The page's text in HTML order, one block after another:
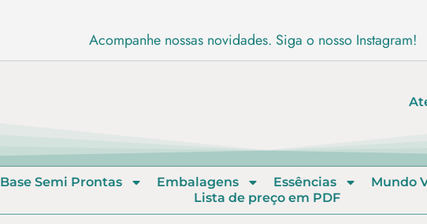
Acompanhe nossas novidades. Siga o nosso Instagram!
Base Semi Prontas Embalagens Essências Mundo
Lista de preço em PDF